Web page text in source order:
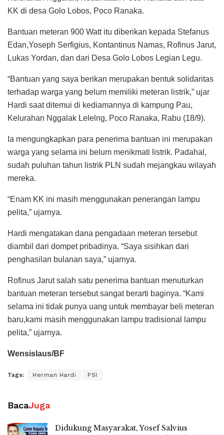
KK di desa Golo Lobos, Poco Ranaka.
Bantuan meteran 900 Watt itu diberikan kepada Stefanus
Edan,Yoseph Serfigius, Kontantinus Namas, Rofinus Jarut,
Lukas Yordan, dan dari Desa Golo Lobos Legian Legu.
“Bantuan yang saya berikan merupakan bentuk solidaritas
terhadap warga yang belum memiliki meteran listrik,” ujar
Hardi saat ditemui di kediamannya di kampung Pau,
Kelurahan Nggalak Lelelng, Poco Ranaka, Rabu (18/9).
Ia mengungkapkan para penerima bantuan ini merupakan
warga yang selama ini belum menikmati listrik. Padahal,
sudah puluhan tahun listrik PLN sudah mejangkau wilayah
mereka.
“Enam KK ini masih menggunakan penerangan lampu
pelita,” ujarnya.
Hardi mengatakan dana pengadaan meteran tersebut
diambil dari dompet pribadinya. “Saya sisihkan dari
penghasilan bulanan saya,” ujarnya.
Rofinus Jarut salah satu penerima bantuan menuturkan
bantuan meteran tersebut sangat berarti baginya. “Kami
selama ini tidak punya uang untuk membayar beli meteran
baru,kami masih menggunakan lampu tradisional lampu
pelita,” ujarnya.
Wensislaus/BF
Tags: Herman Hardi PSI
BacaJuga
Didukung Masyarakat, Yosef Salvius